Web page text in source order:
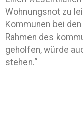
Wohnungsnot zu
Kommunen bei
Rahmen des
geholfen, würde
stehen.“